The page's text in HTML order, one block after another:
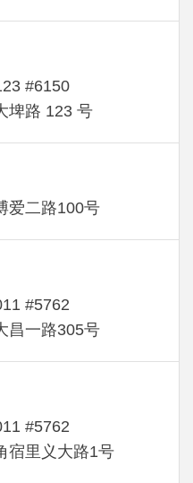
#6150
埤路 123 号
爱二路100号
#5762
昌一路305号
#5762
宿里义大路1号